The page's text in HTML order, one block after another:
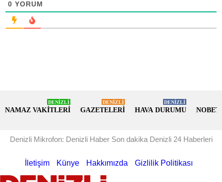
0 YORUM
NAMAZ VAKİTLERİ
DENİZLİ
GAZETELERİ
DENİZLİ
HAVA DURUMU
DENİZLİ
Denizli Mikrofon: Denizli Haber Son dakika Denizli 24 Haberleri
İletişim Künye Hakkımızda Gizlilik Politikası